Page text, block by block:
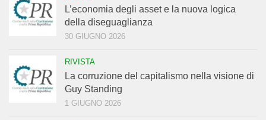
L’economia degli asset e la nuova logica
della diseguaglianza
30 GIUGNO 2026
RIVISTA
La corruzione del capitalismo nella visione di
Guy Standing
1 GIUGNO 2026